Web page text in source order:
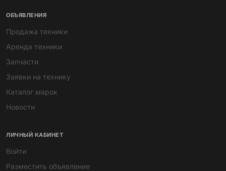
ОБЪЯВЛЕНИЯ
Продажа техники
Аренда техники
Запчасти
Заявки на технику
Каталог марок
Новости
ЛИЧНЫЙ КАБИНЕТ
Войти
Разместить объявление